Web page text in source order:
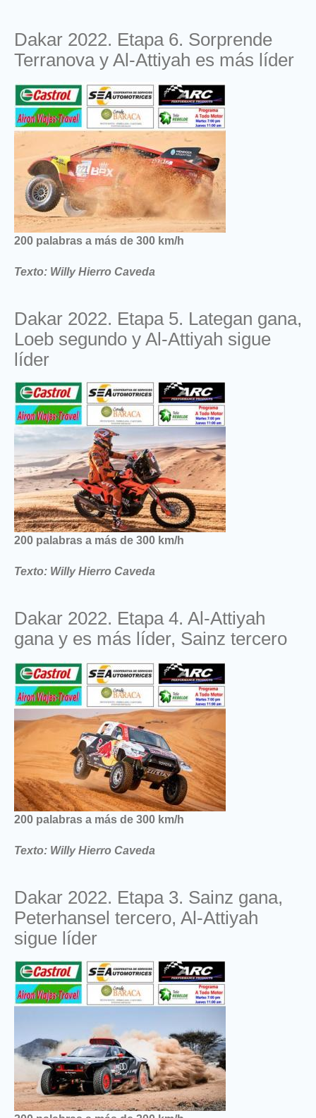
Dakar 2022. Etapa 6. Sorprende
Terranova y Al-Attiyah es más líder
200 palabras a más de 300 km/h
Texto: Willy Hierro Caveda
Dakar 2022. Etapa 5. Lategan gana,
Loeb segundo y Al-Attiyah sigue
líder
200 palabras a más de 300 km/h
Texto: Willy Hierro Caveda
Dakar 2022. Etapa 4. Al-Attiyah
gana y es más líder, Sainz tercero
200 palabras a más de 300 km/h
Texto: Willy Hierro Caveda
Dakar 2022. Etapa 3. Sainz gana,
Peterhansel tercero, Al-Attiyah
sigue líder